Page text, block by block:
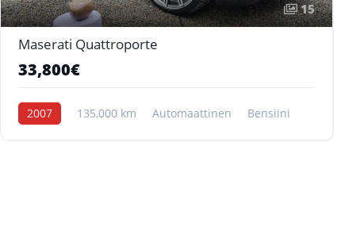
15
Maserati Quattroporte
33,800€
2007 135,000 km Automaattinen Bensiini